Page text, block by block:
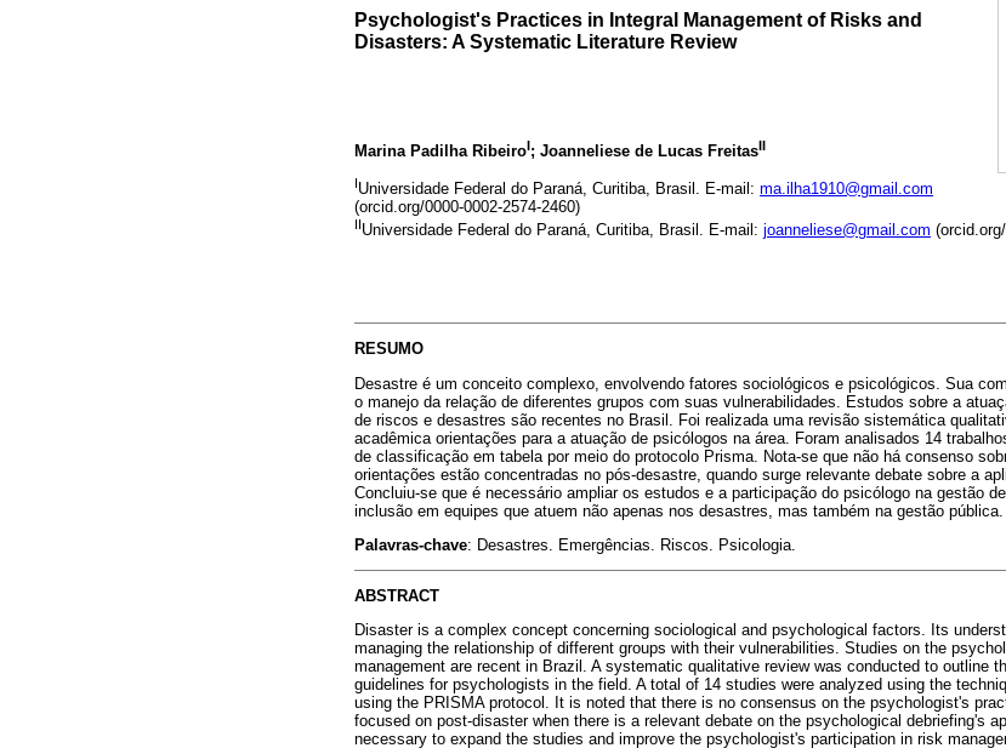
Psychologist's Practices in Integral Management of Risks and
Disasters: A Systematic Literature Review
Marina Padilha RibeiroI; Joanneliese de Lucas FreitasII
IUniversidade Federal do Paraná, Curitiba, Brasil. E-mail: ma.ilha1910@gmail.com
(orcid.org/0000-0002-2574-2460)
IIUniversidade Federal do Paraná, Curitiba, Brasil. E-mail: joanneliese@gmail.com
RESUMO
Desastre é um conceito complexo, envolvendo fatores sociológicos e psicológicos. Sua
o manejo da relação de diferentes grupos com suas vulnerabilidades. Estudos sobre a
de riscos e desastres são recentes no Brasil. Foi realizada uma revisão sistemática
acadêmica orientações para a atuação de psicólogos na área. Foram analisados 14
de classificação em tabela por meio do protocolo Prisma. Nota-se que não há consenso
orientações estão concentradas no pós-desastre, quando surge relevante debate sobre a
Concluiu-se que é necessário ampliar os estudos e a participação do psicólogo na gestão
inclusão em equipes que atuem não apenas nos desastres, mas também na gestão pública.
Palavras-chave: Desastres. Emergências. Riscos. Psicologia.
ABSTRACT
Disaster is a complex concept concerning sociological and psychological factors. Its
managing the relationship of different groups with their vulnerabilities. Studies on the
management are recent in Brazil. A systematic qualitative review was conducted to outline
guidelines for psychologists in the field. A total of 14 studies were analyzed using the
using the PRISMA protocol. It is noted that there is no consensus on the psychologist's
focused on post-disaster when there is a relevant debate on the psychological debriefing's
necessary to expand the studies and improve the psychologist's participation in risk